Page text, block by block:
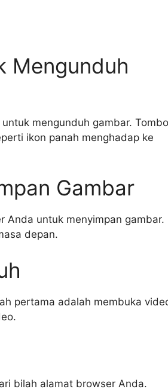
Mengunduh
mengunduh gambar.
ikon panah menghadap ke
Gambar
Anda untuk menyimpan gambar.
depan.
pertama adalah membuka
bilah alamat browser Anda.